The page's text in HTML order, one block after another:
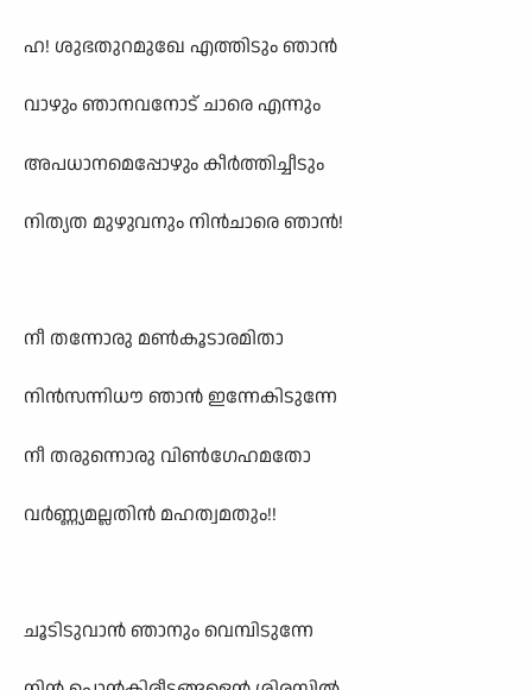
ഹ! ശുഭതുറമുഖേ എത്തിടും ഞാൻ
വാഴും ഞാനവനോട് ചാരെ എന്നും
അപധാനമെപ്പോഴും കീർത്തിച്ചീടും
നിത്യത മുഴുവനും നിൻചാരെ ഞാൻ!
നീ തന്നോരു മൺകൂടാരമിതാ
നിൻസന്നിധൗ ഞാൻ ഇന്നേകിടുന്നേ
നീ തരുന്നൊരു വിൺഗേഹമതോ
വർണ്ണ്യമല്ലതിൻ മഹത്വമതും!!
ചൂടിടുവാൻ ഞാനും വെമ്പിടുന്നേ